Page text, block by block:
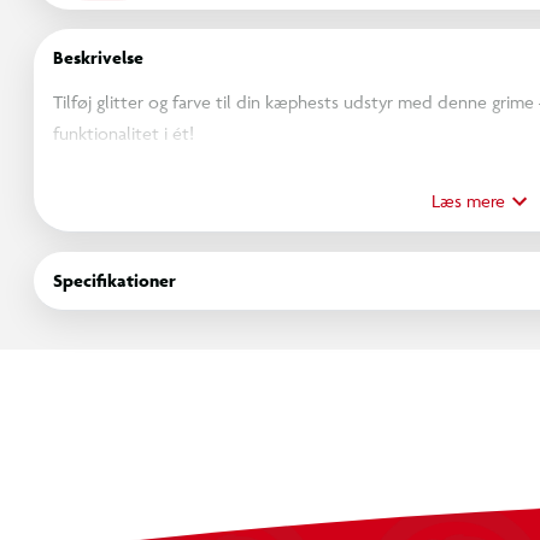
Beskrivelse
Tilføj glitter og farve til din kæphests udstyr med denne
funktionalitet i ét!
Denne grime er lavet i slidstærkt materiale og pyntet med
og iøjnefaldende look. Perfekt til både staldbrug, stævner
skille sig ud!
Læs mere
Specifikationer